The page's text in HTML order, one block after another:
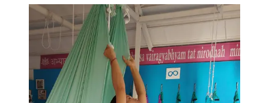
Sky Flow Yoga with Tomoko